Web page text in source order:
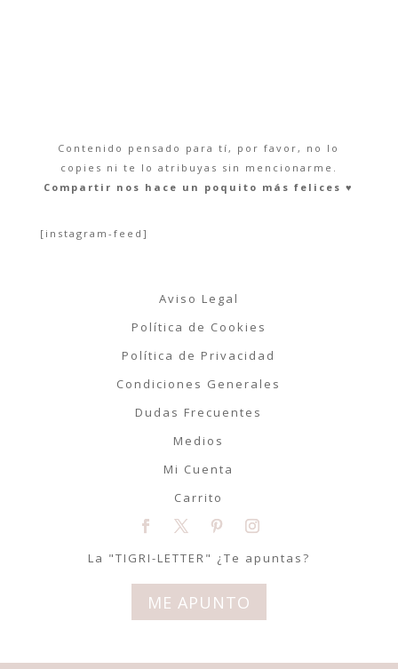
Contenido pensado para tí, por favor, no lo
copies ni te lo atribuyas sin mencionarme.
Compartir nos hace un poquito más felices ♥︎
[instagram-feed]
Aviso Legal
Política de Cookies
Política de Privacidad
Condiciones Generales
Dudas Frecuentes
Medios
Mi Cuenta
Carrito
La "TIGRI-LETTER" ¿Te apuntas?
ME APUNTO